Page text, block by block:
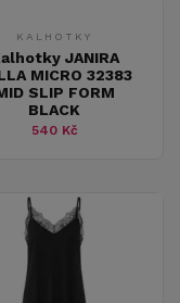
KALHOTKY
JANIRA
MICRO 32383
SLIP FORM
BLACK
540 Kč